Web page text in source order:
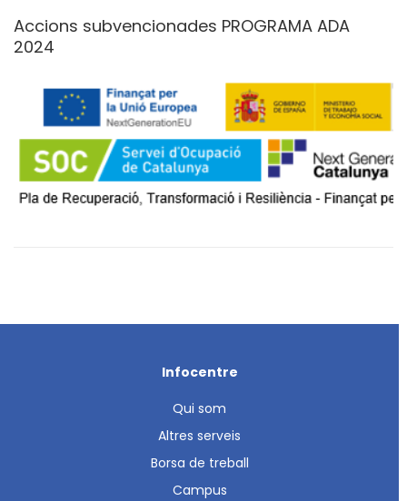
Accions subvencionades PROGRAMA ADA
2024
Infocentre
Qui som
Altres serveis
Borsa de treball
Campus